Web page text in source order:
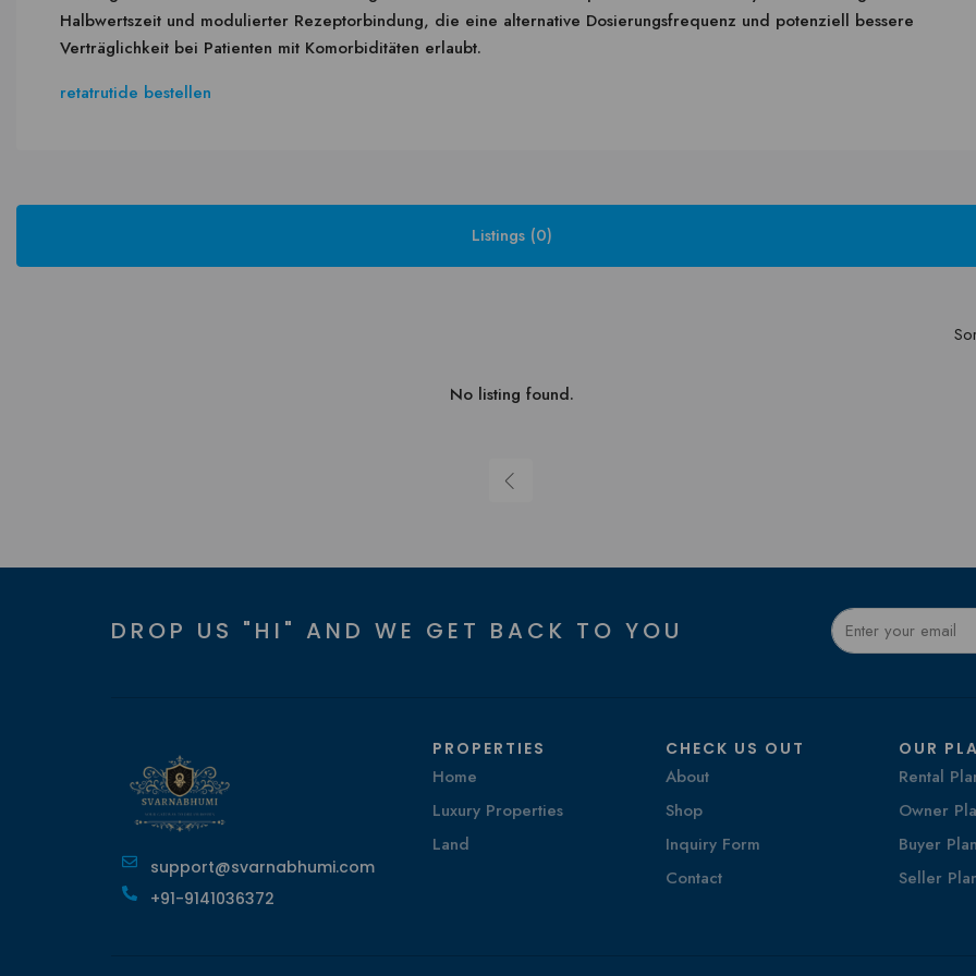
Halbwertszeit und modulierter Rezeptorbindung, die eine alternative Dosierungsfrequenz und potenziell bessere
Verträglichkeit bei Patienten mit Komorbiditäten erlaubt.
retatrutide bestellen
Listings (0)
No listing found.
DROP US "HI" AND WE GET BACK TO YOU
support@svarnabhumi.com
+91-9141036372
PROPERTIES
Home
Luxury Properties
Land
CHECK US OUT
About
Shop
Inquiry Form
Contact
OUR
Rental
Owner
Buyer
Seller